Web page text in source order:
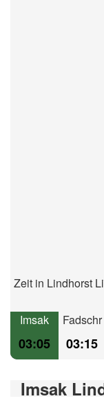
Zeit in Lindhorst
Imsak
03:05
Fadschr
03:15
Imsak